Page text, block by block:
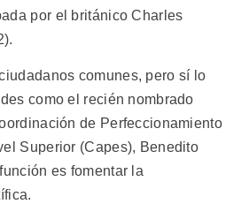
por el británico Charles
comunes, pero sí lo
como el recién nombrado
de Perfeccionamiento
Superior (Capes), Benedito
es fomentar la